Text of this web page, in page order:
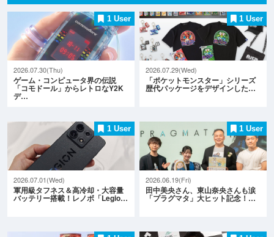
1 User
2026.07.30(Thu)
ゲーム・コンピュータ界の伝説
「コモドール」からレトロなY2K
デ…
1 User
2026.07.29(Wed)
「ポケットモンスター」シリーズ
歴代パッケージをデザインした…
1 User
2026.07.01(Wed)
軍用級タフネス＆高冷却・大容量
バッテリー搭載！レノボ「Legio…
1 User
2026.06.19(Fri)
田中美央さん、東山奈央さんも涙
「プラグマタ」大ヒット記念！…